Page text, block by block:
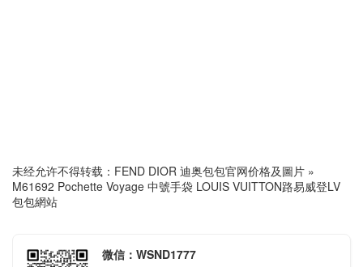
未经允许不得转载： FEND DIOR 迪奥包包官网价格及圖片 »
M61692 Pochette Voyage 中號手袋 LOUIS VUITTON路易威登LV
包包網站
微信：WSND1777